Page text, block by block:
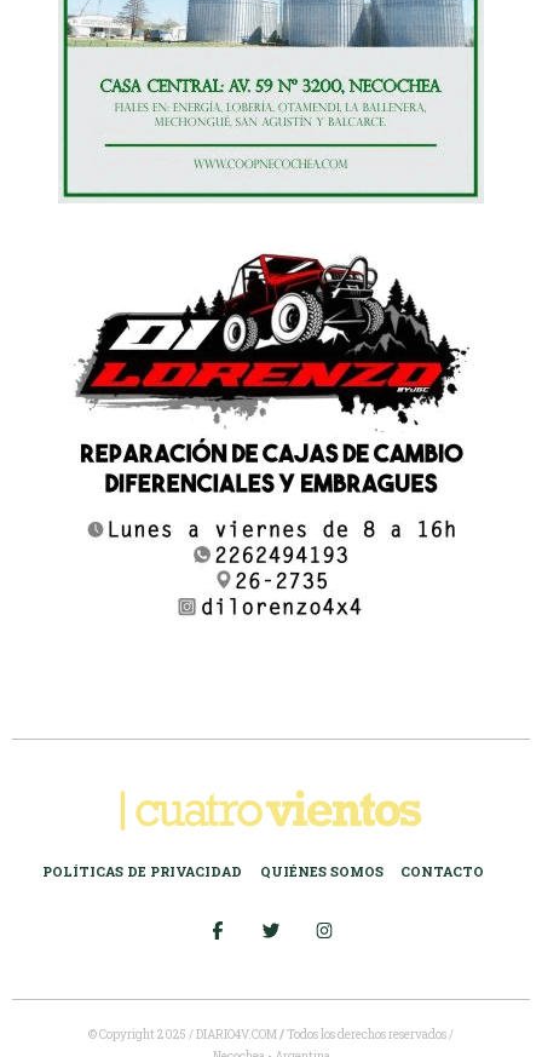
POLÍTICAS DE PRIVACIDAD QUIÉNES SOMOS CONTACTO
© Copyright 2025 / DIARIO4V.COM/Todos los derechos reservados /